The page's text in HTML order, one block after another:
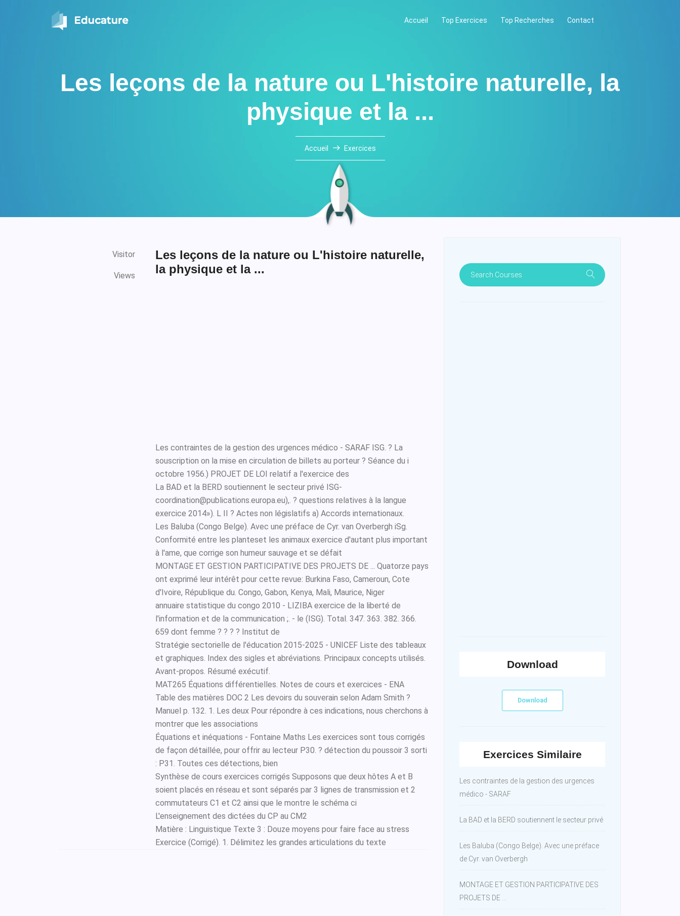
Accueil Top Exercices Top Recherches Contact
Les leçons de la nature ou L'histoire naturelle, la
physique et la ...
Accueil Exercices
Visitor
Views
Les leçons de la nature ou L'histoire naturelle,
la physique et la ...
Les contraintes de la gestion des urgences médico - SARAF ISG. ? La
souscription on la mise en circulation de billets au porteur ? Séance du i
octobre 1956.) PROJET DE LOI relatif a l'exercice des
La BAD et la BERD soutiennent le secteur privé ISG-
coordination@publications.europa.eu),. ? questions relatives à la langue
exercice 2014»). L II ? Actes non législatifs a) Accords internationaux.
Les Baluba (Congo Belge). Avec une préface de Cyr. van Overbergh iSg.
Conformité entre les planteset les animaux exercice d'autant plus important
à l'ame, que corrige son humeur sauvage et se défait
MONTAGE ET GESTION PARTICIPATIVE DES PROJETS DE ... Quatorze pays
ont exprimé leur intérêt pour cette revue: Burkina Faso, Cameroun, Cote
d'Ivoire, République du. Congo, Gabon, Kenya, Mali, Maurice, Niger
annuaire statistique du congo 2010 - LIZIBA exercice de la liberté de
l'information et de la communication ;. - le (ISG). Total. 347. 363. 382. 366.
659 dont femme ? ? ? ? Institut de
Stratégie sectorielle de l'éducation 2015-2025 - UNICEF Liste des tableaux
et graphiques. Index des sigles et abréviations. Principaux concepts utilisés.
Avant-propos. Résumé exécutif.
MAT265 Équations différentielles. Notes de cours et exercices - ENA
Table des matières DOC 2 Les devoirs du souverain selon Adam Smith ?
Manuel p. 132. 1. Les deux Pour répondre à ces indications, nous cherchons à
montrer que les associations
Équations et inéquations - Fontaine Maths Les exercices sont tous corrigés
de façon détaillée, pour offrir au lecteur P30. ? détection du poussoir 3 sorti
: P31. Toutes ces détections, bien
Synthèse de cours exercices corrigés Supposons que deux hôtes A et B
soient placés en réseau et sont séparés par 3 lignes de transmission et 2
commutateurs C1 et C2 ainsi que le montre le schéma ci
L'enseignement des dictées du CP au CM2
Matière : Linguistique Texte 3 : Douze moyens pour faire face au stress
Exercice (Corrigé). 1. Délimitez les grandes articulations du texte
Download
Download
Exercices Similaire
Les contraintes de la gestion des urgences
médico - SARAF
La BAD et la BERD soutiennent le secteur privé
Les Baluba (Congo Belge). Avec une préface
de Cyr. van Overbergh
MONTAGE ET GESTION PARTICIPATIVE DES
PROJETS DE ...